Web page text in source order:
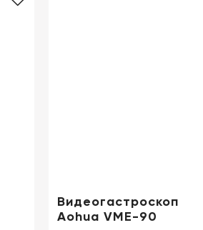
Видеогастроскоп
Aohua VME-90